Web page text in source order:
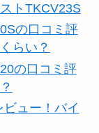
トTKCV23S
の口コミ評
らい？
の口コミ評
ュー！バイ